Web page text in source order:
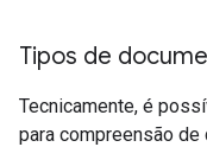
Tipos de
Tecnicamente, é
para compreensão de